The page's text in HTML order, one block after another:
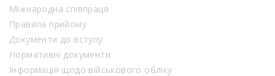
Міжнародна співпраця
Правила прийому
Документи до вступу
Нормативні документи
Інформація щодо військового обліку